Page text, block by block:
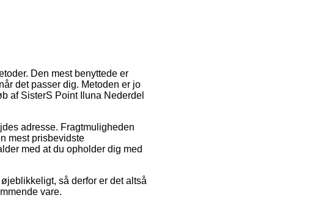
Den mest benyttede er
det passer dig. Metoden er jo
af SisterS Point Iluna Nederdel
adresse. Fragtmuligheden
mest prisbevidste
med at du opholder dig med
så derfor er det altså
vare.